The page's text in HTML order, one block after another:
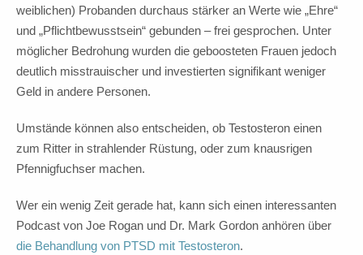
weiblichen) Probanden durchaus stärker an Werte wie „Ehre“
und „Pflichtbewusstsein“ gebunden – frei gesprochen. Unter
möglicher Bedrohung wurden die geboosteten Frauen jedoch
deutlich misstrauischer und investierten signifikant weniger
Geld in andere Personen.
Umstände können also entscheiden, ob Testosteron einen
zum Ritter in strahlender Rüstung, oder zum knausrigen
Pfennigfuchser machen.
Wer ein wenig Zeit gerade hat, kann sich einen interessanten
Podcast von Joe Rogan und Dr. Mark Gordon anhören über
die Behandlung von PTSD mit Testosteron.